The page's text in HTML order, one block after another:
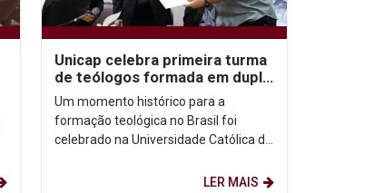
Unicap celebra primeira turma
de teólogos formada em dupla
diplomação com a Pontifícia...
Um momento histórico para a
formação teológica no Brasil foi
celebrado na Universidade Católica de
LER MAIS